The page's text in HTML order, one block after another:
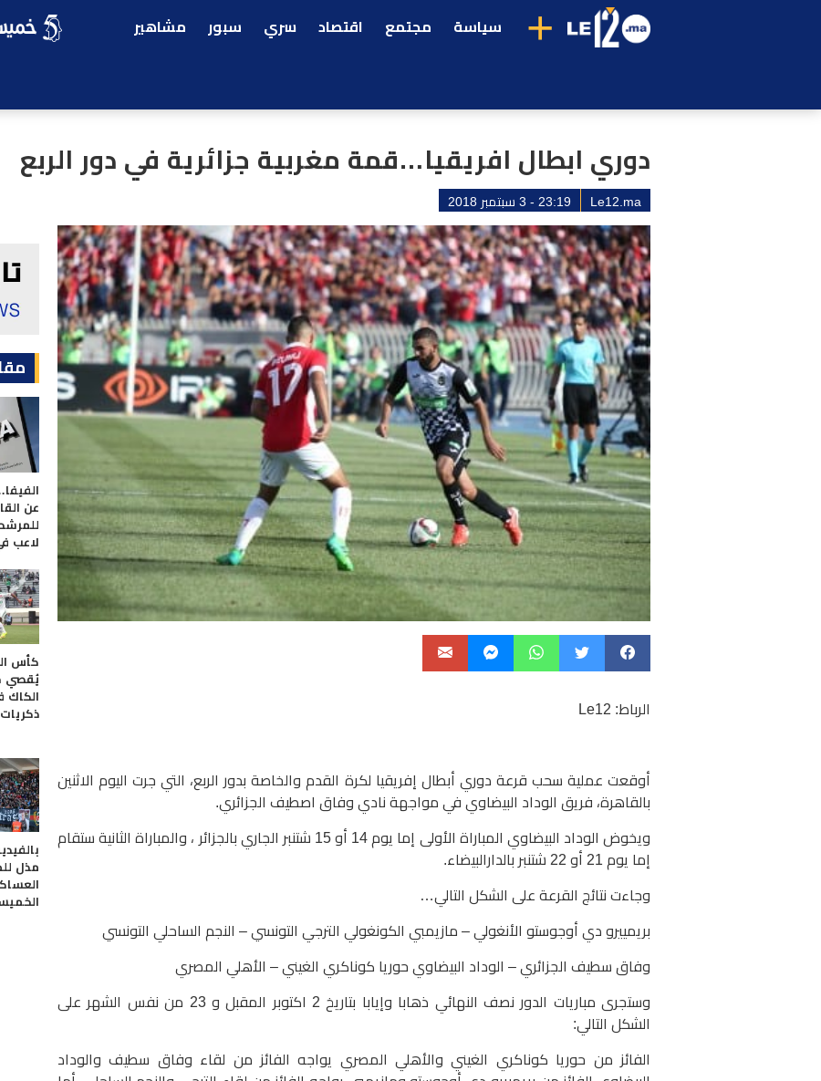
+ سياسة مجتمع اقتصاد سري سبور مشاهير
دوري ابطال افريقيا…قمة مغربية جزائرية في دور الربع
Le12.ma 23:19 - 3 سبتمبر 2018
الرباط: Le12
أوقعت عملية سحب قرعة دوري أبطال إفريقيا لكرة القدم والخاصة بدور الربع، التي جرت اليوم الاثنين
بالقاهرة، فريق الوداد البيضاوي في مواجهة نادي وفاق اصطيف الجزائري.
ويخوض الوداد البيضاوي المباراة الأولى إما يوم 14 أو 15 شتنبر الجاري بالجزائر ، والمباراة الثانية ستقام
إما يوم 21 أو 22 شتنبر بالدارالبيضاء.
وجاءت نتائج القرعة على الشكل التالي…
بريمييرو دي أوجوستو الأنغولي – مازيمبي الكونغولي الترجي التونسي – النجم الساحلي التونسي
وفاق سطيف الجزائري – الوداد البيضاوي حوريا كوناكري الغيني – الأهلي المصري
وستجرى مباريات الدور نصف النهائي ذهابا وإيابا بتاريخ 2 اكتوبر المقبل و 23 من نفس الشهر على
الشكل التالي:
الفائز من حوريا كوناكري الغيني والأهلي المصري يواجه الفائز من لقاء وفاق سطيف والوداد
عن
لاعب
كأس
يُقصي
الكاك
مذل